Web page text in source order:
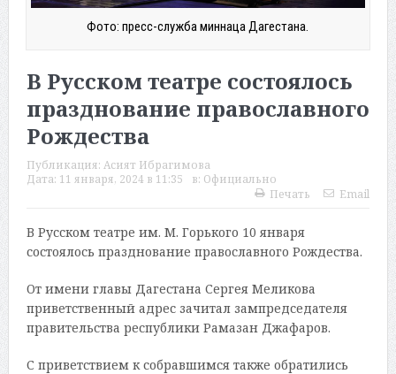
Фото: пресс-служба миннаца Дагестана.
В Русском театре состоялось
празднование православного
Рождества
Публикация: Асият Ибрагимова
Дата: 11 января, 2024 в 11:35 в: Официально
Печать
Email
В Русском театре им. М. Горького 10 января
состоялось празднование православного Рождества.
От имени главы Дагестана Сергея Меликова
приветственный адрес зачитал зампредседателя
правительства республики Рамазан Джафаров.
С приветствием к собравшимся также обратились